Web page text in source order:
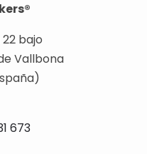
bajo
Vallbona
673